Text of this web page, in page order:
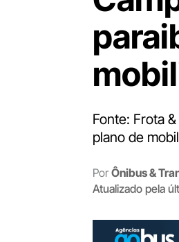
Fonte: Frota
plano de
Por Ônibus &
Atualizado pela